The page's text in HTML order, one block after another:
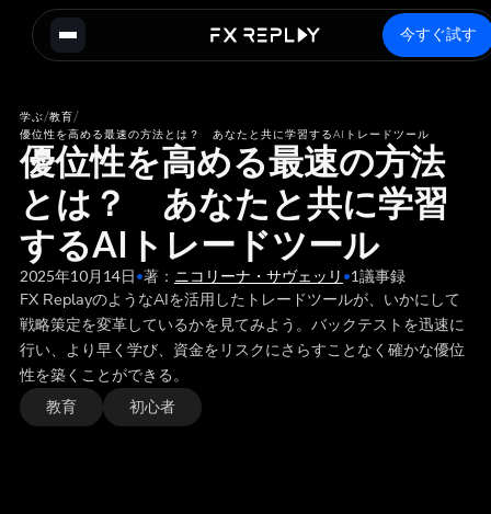
今すぐ試す
学ぶ/教育/
優位性を高める最速の方法とは？ あなたと共に学習するAIトレードツール
優位性を高める最速の方法
とは？ あなたと共に学習
するAIトレードツール
2025年10月14日•著： ニコリーナ・サヴェッリ •1議事録
FX ReplayのようなAIを活用したトレードツールが、いかにして
戦略策定を変革しているかを見てみよう。バックテストを迅速に
行い、より早く学び、資金をリスクにさらすことなく確かな優位
性を築くことができる。
教育 初心者